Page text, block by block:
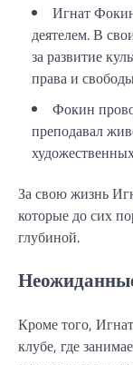
Игнат
деятелем. В
за развитие
права и
Фокин
преподавал
За свою жизнь
которые до сих
глубиной.
Кроме того,
клубе, где